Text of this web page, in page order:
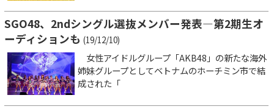
SGO48、2ndシングル選抜メンバー発表―第2期生オ
ーディションも (19/12/10)
女性アイドルグループ「AKB48」の新たな海外
姉妹グループとしてベトナムのホーチミン市で結
成された「